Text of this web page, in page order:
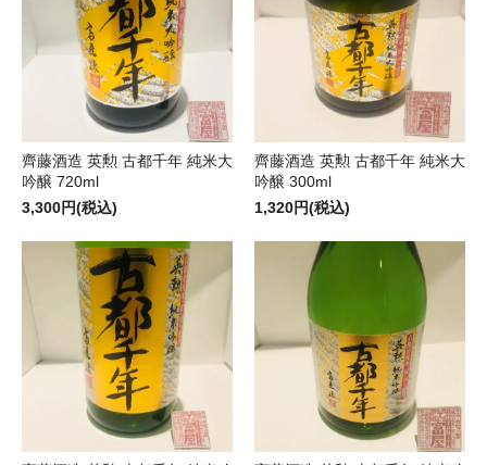
齊藤酒造 英勲 古都千年 純米大
吟醸 720ml
3,300円(税込)
齊藤酒造 英勲 古都千年 純米大
吟醸 300ml
1,320円(税込)